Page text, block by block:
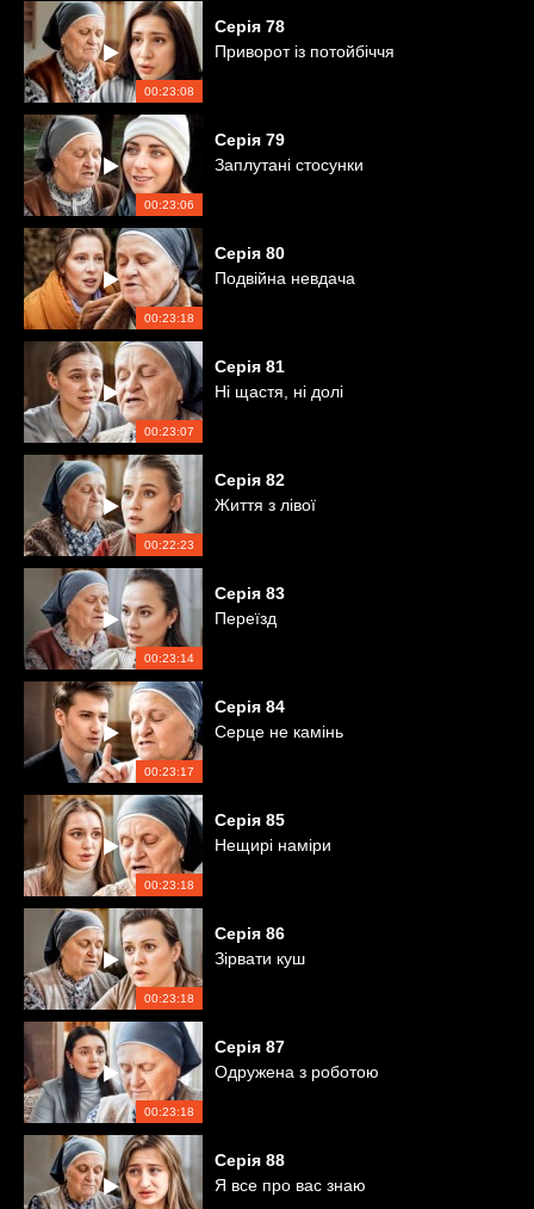
00:23:08
Серія 78
Приворот із потойбіччя
00:23:06
Серія 79
Заплутані стосунки
00:23:18
Серія 80
Подвійна невдача
00:23:07
Серія 81
Ні щастя, ні долі
00:22:23
Серія 82
Життя з лівої
00:23:14
Серія 83
Переїзд
00:23:17
Серія 84
Серце не камінь
00:23:18
Серія 85
Нещирі наміри
00:23:18
Серія 86
Зірвати куш
00:23:18
Серія 87
Одружена з роботою
Серія 88
Я все про вас знаю